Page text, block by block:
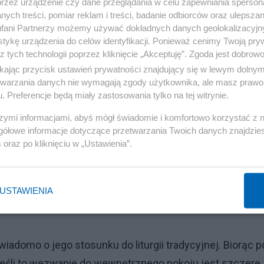
wyszedł na balkon bazyliki świętego Piotra. Wśród
przez lata buty papieża Franciszka. Tradycyjnie
rozdeptane. Miał je nawet w trumnie. Więc
czy będzie to otwarcie na świat, ale z
Leon XIV?
Reklama
Mógł więc przecież robić karierę w spokojnym,
Jeśli dołożyć do tego, wiele ciepłych słów o papieżu
to to jest z kolei wskazówka na ową ciągłość z
czym tak naprawdę jest synodalność, a potem ową
o jego stosunku do liturgii tradycyjnej. Biorąc
treści, pomiar reklam i treści, badanie odbiorców oraz
Partnerzy możemy używać dokładnych danych
urządzenia do celów identyfikacji. Ponieważ cenimy Twoją
tych technologii poprzez kliknięcie „Akceptuję”. Zgoda jest
przycisk ustawień prywatności znajdujący się w lewym
danych nie wymagają zgody użytkownika, ale masz
Preferencje będą miały zastosowania tylko na tej witrynie.
informacjami, abyś mógł świadomie i komfortowo korzystać z
informacje dotyczące przetwarzania Twoich danych
oraz po kliknięciu w „Ustawienia”.
USTAWIENIA